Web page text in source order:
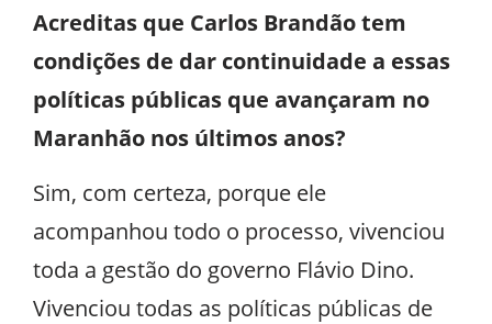
Acreditas que Carlos Brandão tem
condições de dar continuidade a essas
políticas públicas que avançaram no
Maranhão nos últimos anos?
Sim, com certeza, porque ele
acompanhou todo o processo, vivenciou
toda a gestão do governo Flávio Dino.
Vivenciou todas as políticas públicas de